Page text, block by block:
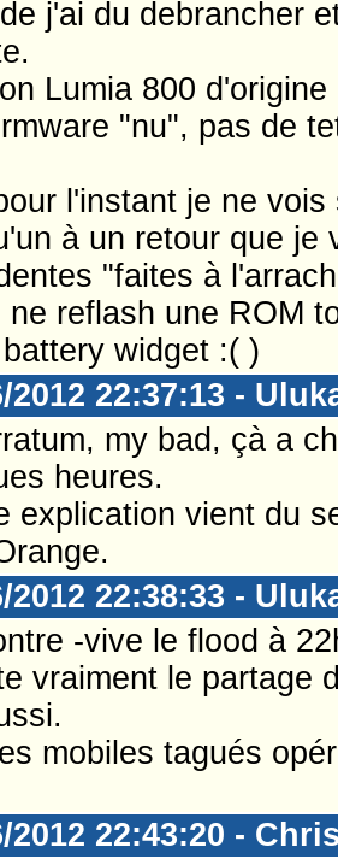
j'ai du debrancher
Lumia 800
"nu", pas de
l'instant je ne
à un retour que je
"faites à
ne reflash une ROM
battery widget :( )
2012 22:37:13 -
my bad, çà a
heures.
explication vient du
2012 22:38:33 -
-vive le flood à
vraiment le partage
mobiles tagués
2012 22:43:20 -